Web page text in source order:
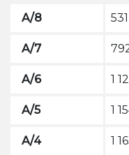
A/8
A/7
A/6 1
A/5 1
A/4 1